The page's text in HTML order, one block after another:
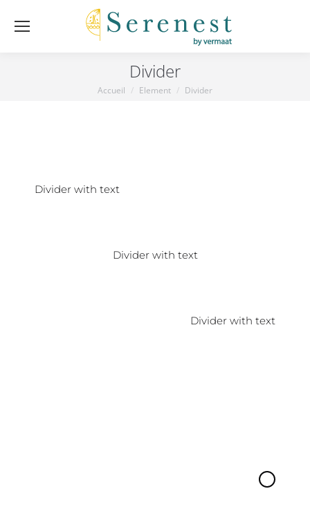
Divider
Vous êtes ici :
Accueil Element Divider
Divider with text
Divider with text
Divider with text